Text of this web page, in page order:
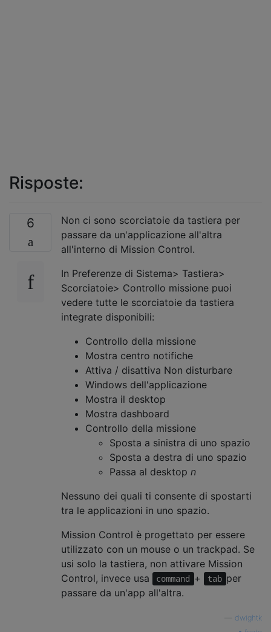
Risposte:
6
Non ci sono scorciatoie da tastiera per
passare da un'applicazione all'altra
all'interno di Mission Control.
In Preferenze di Sistema> Tastiera>
Scorciatoie> Controllo missione puoi
vedere tutte le scorciatoie da tastiera
integrate disponibili:
Controllo della missione
Mostra centro notifiche
Attiva / disattiva Non disturbare
Windows dell'applicazione
Mostra il desktop
Mostra dashboard
Controllo della missione
Sposta a sinistra di uno spazio
Sposta a destra di uno spazio
Passa al desktop n
Nessuno dei quali ti consente di spostarti
tra le applicazioni in uno spazio.
Mission Control è progettato per essere
utilizzato con un mouse o un trackpad. Se
usi solo la tastiera, non attivare Mission
Control, invece usa
command + tab per
passare da un'app all'altra.
dwightk